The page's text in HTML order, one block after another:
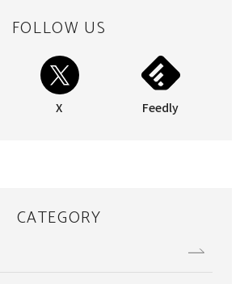
FOLLOW US
X Feedly
CATEGORY